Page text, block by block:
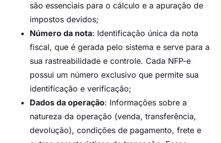
são essenciais para o cálculo e a apuração de
impostos devidos;
Número da nota: Identificação única da nota
fiscal, que é gerada pelo sistema e serve para a
sua rastreabilidade e controle. Cada NFP-e
possui um número exclusivo que permite sua
identificação e verificação;
Dados da operação: Informações sobre a
natureza da operação (venda, transferência,
devolução), condições de pagamento, frete e